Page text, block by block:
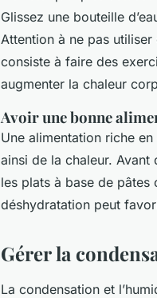
Glissez une bouteille
Attention à ne pas
consiste à faire des
augmenter la chaleur
Avoir une bonne
Une alimentation riche
ainsi de la chaleur.
les plats à base de pâtes
déshydratation peut
Gérer la
La condensation et